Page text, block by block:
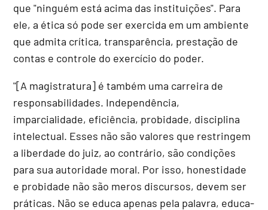
que "ninguém está acima das instituições". Para
ele, a ética só pode ser exercida em um ambiente
que admita crítica, transparência, prestação de
contas e controle do exercício do poder.
"[A magistratura] é também uma carreira de
responsabilidades. Independência,
imparcialidade, eficiência, probidade, disciplina
intelectual. Esses não são valores que restringem
a liberdade do juiz, ao contrário, são condições
para sua autoridade moral. Por isso, honestidade
e probidade não são meros discursos, devem ser
práticas. Não se educa apenas pela palavra, educa-